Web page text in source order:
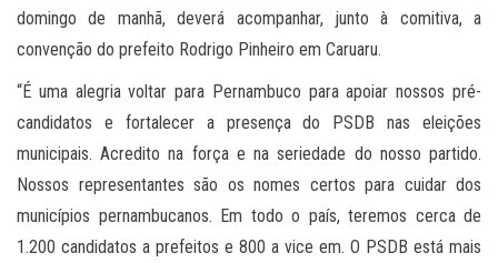
domingo de manhã, deverá acompanhar, junto à comitiva, a
convenção do prefeito Rodrigo Pinheiro em Caruaru.
“É uma alegria voltar para Pernambuco para apoiar nossos pré-
candidatos e fortalecer a presença do PSDB nas eleições
municipais. Acredito na força e na seriedade do nosso partido.
Nossos representantes são os nomes certos para cuidar dos
municípios pernambucanos. Em todo o país, teremos cerca de
1.200 candidatos a prefeitos e 800 a vice em. O PSDB está mais